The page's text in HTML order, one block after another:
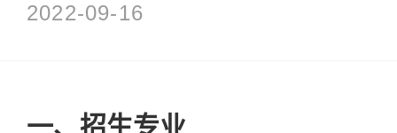
2022-09-16
一、招生专业